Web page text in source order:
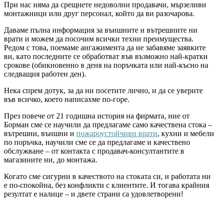
При нас няма да срещнете недоволни продавачи, мързеливи
монтажници или друг персонал, който да ви разочарова.
Даваме пълна информация за външните и вътрешните ни
врати и можем да посочим всички техни преимущества.
Редом с това, поемаме ангажимента да не забавяме заявките
ви, като последните се обработват във възможно най-кратки
срокове (обикновенно в деня на поръчката или най-късно на
следващия работен ден).
Нека спрем дотук, за да ни посетите лично, и да се уверите
във всичко, което написахме по-горе.
През повече от 21 годишна история на фирмата, ние от
Борман сме се научили да предлагаме само качествена стока –
вътрешни, външни и пожароустойчиви врати, кухни и мебели
по поръчка, научили сме се да предлагаме и качествено
обслужване – от контакта с продавач-консултантите в
магазините ни, до монтажа.
Когато сме сигурни в качеството на стоката си, и работата ни
е по-спокойна, без конфликти с клиентите. И тогава крайния
резултат е налице – и двете страни са удовлетворени!